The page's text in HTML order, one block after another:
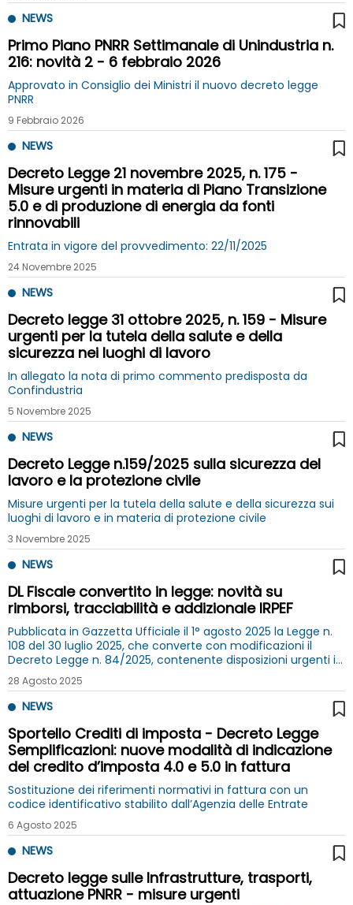
NEWS
Primo Piano PNRR Settimanale di Unindustria n.
216: novità 2 - 6 febbraio 2026
Approvato in Consiglio dei Ministri il nuovo decreto legge
PNRR
9 Febbraio 2026
NEWS
Decreto Legge 21 novembre 2025, n. 175 -
Misure urgenti in materia di Piano Transizione
5.0 e di produzione di energia da fonti
rinnovabili
Entrata in vigore del provvedimento: 22/11/2025
24 Novembre 2025
NEWS
Decreto legge 31 ottobre 2025, n. 159 - Misure
urgenti per la tutela della salute e della
sicurezza nei luoghi di lavoro
In allegato la nota di primo commento predisposta da
Confindustria
5 Novembre 2025
NEWS
Decreto Legge n.159/2025 sulla sicurezza del
lavoro e la protezione civile
Misure urgenti per la tutela della salute e della sicurezza sui
luoghi di lavoro e in materia di protezione civile
3 Novembre 2025
NEWS
DL Fiscale convertito in legge: novità su
rimborsi, tracciabilità e addizionale IRPEF
Pubblicata in Gazzetta Ufficiale il 1° agosto 2025 la Legge n.
108 del 30 luglio 2025, che converte con modificazioni il
Decreto Legge n. 84/2025, contenente disposizioni urgenti in
materia fiscale
28 Agosto 2025
NEWS
Sportello Crediti di imposta - Decreto Legge
Semplificazioni: nuove modalità di indicazione
del credito d’imposta 4.0 e 5.0 in fattura
Sostituzione dei riferimenti normativi in fattura con un
codice identificativo stabilito dall’Agenzia delle Entrate
6 Agosto 2025
NEWS
Decreto legge sulle Infrastrutture, trasporti,
attuazione PNRR - misure urgenti